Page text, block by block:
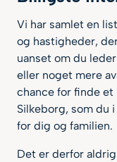
Vi har samlet en
og hastigheder,
uanset om du
eller noget mere
chance for finde et
Silkeborg, som du
for dig og familien.
Det er derfor